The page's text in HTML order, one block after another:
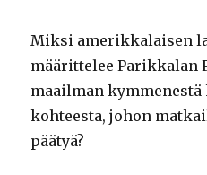
Miksi amerikkalaisen
määrittelee Parikkalan
maailman
kohteesta, johon
päätyä?